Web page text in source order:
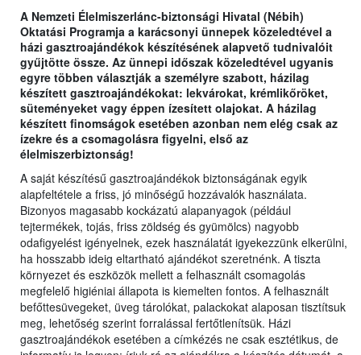
A Nemzeti Élelmiszerlánc-biztonsági Hivatal (Nébih)
Oktatási Programja a karácsonyi ünnepek közeledtével a
házi gasztroajándékok készítésének alapvető tudnivalóit
gyűjtötte össze. Az ünnepi időszak közeledtével ugyanis
egyre többen választják a személyre szabott, házilag
készített gasztroajándékokat: lekvárokat, krémlikőröket,
süteményeket vagy éppen ízesített olajokat. A házilag
készített finomságok esetében azonban nem elég csak az
ízekre és a csomagolásra figyelni, első az
élelmiszerbiztonság!
A saját készítésű gasztroajándékok biztonságának egyik
alapfeltétele a friss, jó minőségű hozzávalók használata.
Bizonyos magasabb kockázatú alapanyagok (például
tejtermékek, tojás, friss zöldség és gyümölcs) nagyobb
odafigyelést igényelnek, ezek használatát igyekezzünk elkerülni,
ha hosszabb ideig eltartható ajándékot szeretnénk. A tiszta
környezet és eszközök mellett a felhasznált csomagolás
megfelelő higiéniai állapota is kiemelten fontos. A felhasznált
befőttesüvegeket, üveg tárolókat, palackokat alaposan tisztítsuk
meg, lehetőség szerint forralással fertőtlenítsük. Házi
gasztroajándékok esetében a címkézés ne csak esztétikus, de